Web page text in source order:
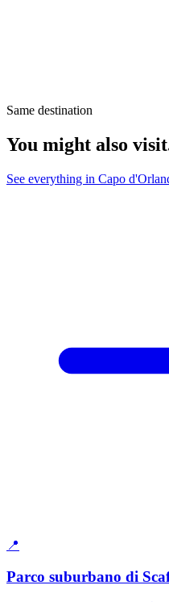
Same destination
You might also
See everything in Capo
📍
Parco suburbano di